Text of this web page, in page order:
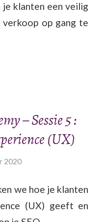
klanten een veilig
op gang te
– Sessie 5 :
(UX)
2020
we hoe je klanten
(UX) geeft en